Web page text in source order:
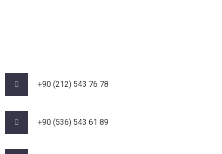
+90 (212) 543 76 78‬
‪+90 (536) 543 61 89‬